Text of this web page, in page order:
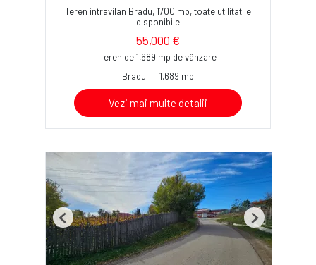
Teren intravilan Bradu, 1700 mp, toate utilitatile
disponibile
55,000 €
Teren de 1,689 mp de vânzare
Bradu
1,689 mp
Vezi mai multe detalii
Previous Next